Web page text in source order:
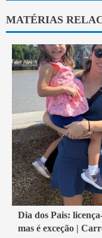
MATÉRIAS
1 min read
Economia
Dia dos Pais:
mas é exceção |